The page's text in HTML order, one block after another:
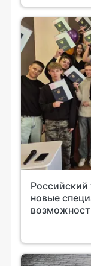
Российский
новые